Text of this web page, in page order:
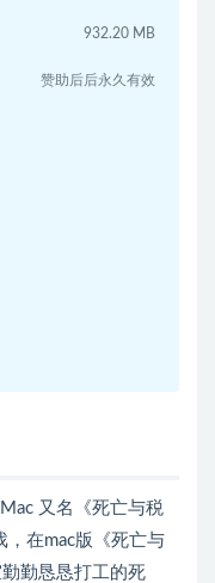
932.20 MB
赞助后后永久有效
又名《死亡与税
在mac版《死亡与
勤恳恳打工的死